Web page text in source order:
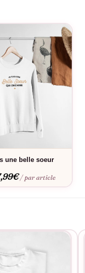
offrir un souvenir,
une belle soeur
€ / par article